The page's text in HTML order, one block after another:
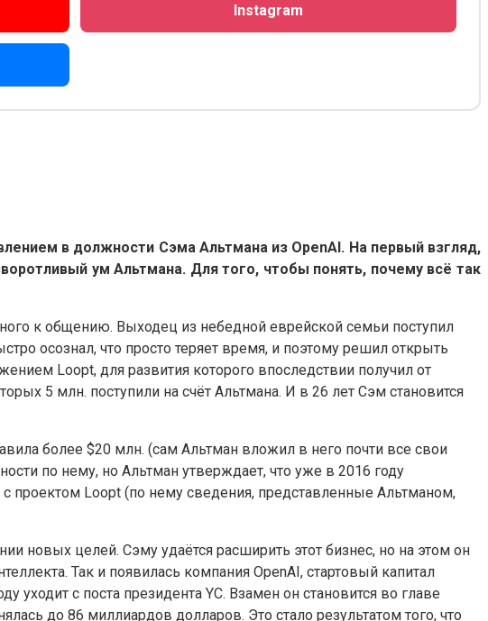
Instagram
в должности Сэма Альтмана из OpenAI. На первый взгляд,
ум Альтмана. Для того, чтобы понять, почему всё так
к общению. Выходец из небедной еврейской семьи поступил
осознал, что просто теряет время, и поэтому решил открыть
Loopt, для развития которого впоследствии получил от
5 млн. поступили на счёт Альтмана. И в 26 лет Сэм становится
более $20 млн. (сам Альтман вложил в него почти все свои
по нему, но Альтман утверждает, что уже в 2016 году
проектом Loopt (по нему сведения, представленные Альтманом,
новых целей. Сэму удаётся расширить этот бизнес, но на этом он
Так и появилась компания OpenAI, стартовый капитал
с поста президента YC. Взамен он становится во главе
до 86 миллиардов долларов. Это стало результатом того, что